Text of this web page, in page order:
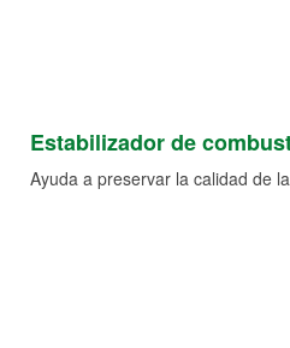
Estabilizador de
Ayuda a preservar la calidad de